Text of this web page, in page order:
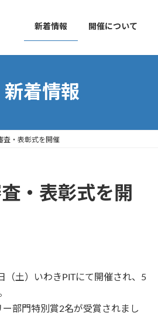
新着情報 開催について
新着情報
査・表彰式を開催
・表彰式を開
（土）いわきPITにて開催され、5
部門特別賞2名が受賞されまし